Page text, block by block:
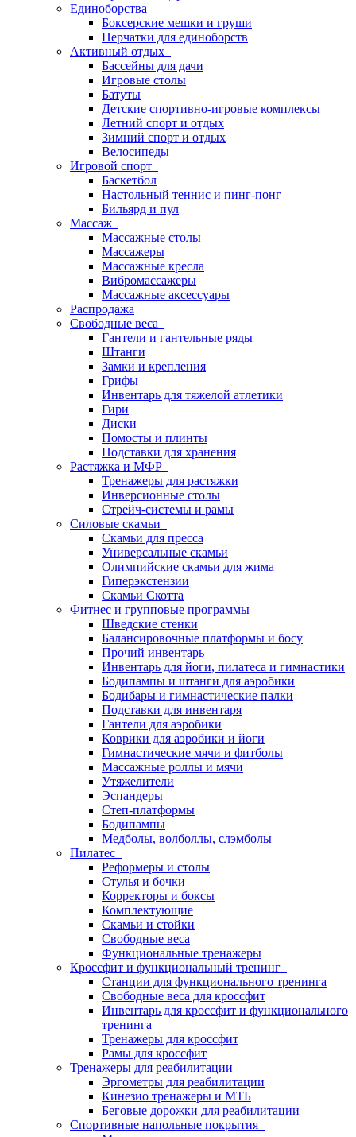
Единоборства
Боксерские мешки и груши
Перчатки для единоборств
Активный отдых
Бассейны для дачи
Игровые столы
Батуты
Детские спортивно-игровые комплексы
Летний спорт и отдых
Зимний спорт и отдых
Велосипеды
Игровой спорт
Баскетбол
Настольный теннис и пинг-понг
Бильярд и пул
Массаж
Массажные столы
Массажеры
Массажные кресла
Вибромассажеры
Массажные аксессуары
Распродажа
Свободные веса
Гантели и гантельные ряды
Штанги
Замки и крепления
Грифы
Инвентарь для тяжелой атлетики
Гири
Диски
Помосты и плинты
Подставки для хранения
Растяжка и МФР
Тренажеры для растяжки
Инверсионные столы
Стрейч-системы и рамы
Силовые скамьи
Скамьи для пресса
Универсальные скамьи
Олимпийские скамьи для жима
Гиперэкстензии
Скамьи Скотта
Фитнес и групповые программы
Шведские стенки
Балансировочные платформы и босу
Прочий инвентарь
Инвентарь для йоги, пилатеса и гимнастики
Бодипампы и штанги для аэробики
Бодибары и гимнастические палки
Подставки для инвентаря
Гантели для аэробики
Коврики для аэробики и йоги
Гимнастические мячи и фитболы
Массажные роллы и мячи
Утяжелители
Эспандеры
Степ-платформы
Бодипампы
Медболы, волболлы, слэмболы
Пилатес
Реформеры и столы
Стулья и бочки
Корректоры и боксы
Комплектующие
Скамьи и стойки
Свободные веса
Функциональные тренажеры
Кроссфит и функциональный тренинг
Станции для функционального тренинга
Свободные веса для кроссфит
Инвентарь для кроссфит и функционального
тренинга
Тренажеры для кроссфит
Рамы для кроссфит
Тренажеры для реабилитации
Эргометры для реабилитации
Кинезио тренажеры и МТБ
Беговые дорожки для реабилитации
Спортивные напольные покрытия